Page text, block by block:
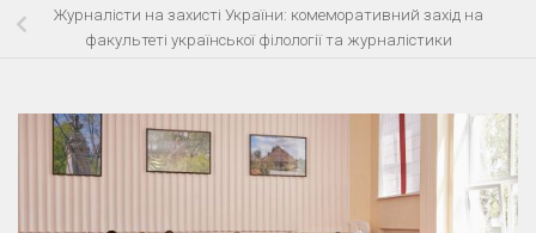
Журналісти на захисті України: комеморативний захід на
факультеті української філології та журналістики